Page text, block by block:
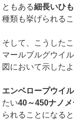
ともある細長いひ
種類も挙げられる
そして、こうした
マールブルグウイ
図において示したよ
エンベロープウイ
たい40～450ナノ
られることになる